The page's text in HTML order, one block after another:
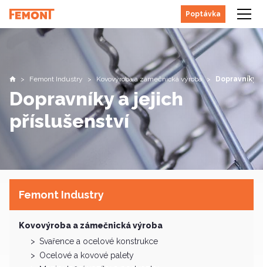
Poptávka
Úvodní stránka
Femont Industry Kovovýroba a zámečnická výroba Dopravníky
Dopravníky a jejich
příslušenství
Femont Industry
Kovovýroba a zámečnická výroba
Svařence a ocelové konstrukce
Ocelové a kovové palety